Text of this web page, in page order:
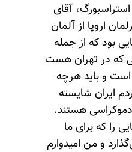
آقای
اروپا از آلمان
بود که از جمله
که در تهران هست
و باید هرچه
ایران شایسته
دموکراسی هستند.
را که برای ما
و من امیدوارم